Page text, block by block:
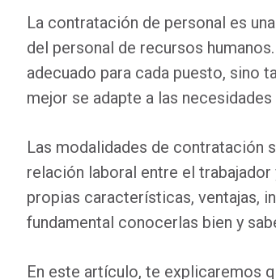
La contratación de personal es
del personal de recursos
adecuado para cada puesto, sino
mejor se adapte a las
Las modalidades de contratación
relación laboral entre el
propias características, ventajas,
fundamental conocerlas bien y
En este artículo, te explicaremos